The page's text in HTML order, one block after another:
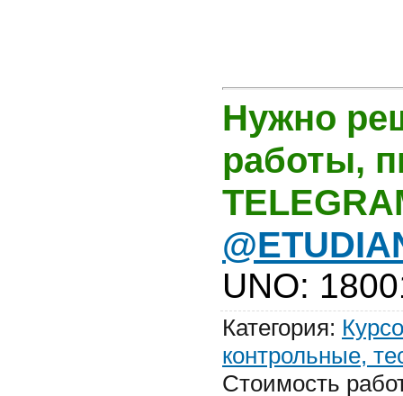
Нужно
работы,
UNO:
Категория:
контрольные,
Стоимость